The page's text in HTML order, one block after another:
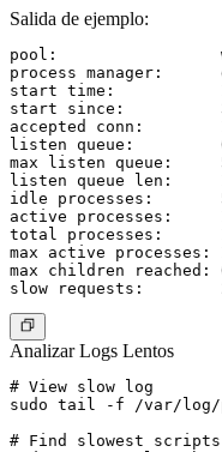
Salida de ejemplo:
pool:
process manager:
start time:           15/
start since:
accepted conn:
listen queue:
max listen queue:
listen queue len:
idle processes:
active processes:
total processes:
max active processes:
max children reached:
Analizar Logs Lentos
# View slow log
sudo tail -f /var/log/
# Find slowest scripts